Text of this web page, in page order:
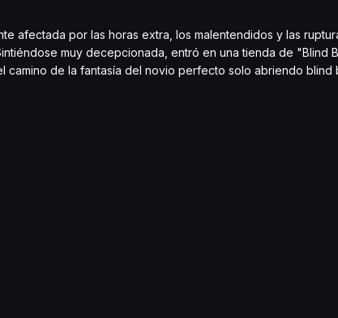
afectada por las horas extra, los malentendidos y las
muy decepcionada, entró en una tienda de "Blind
de la fantasía del novio perfecto solo abriendo blind